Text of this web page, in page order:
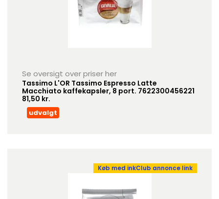
Se oversigt over priser her
Tassimo L'OR Tassimo Espresso Latte
Macchiato kaffekapsler, 8 port. 7622300456221
81,50 kr.
udvalgt
Køb med inkClub annonce link